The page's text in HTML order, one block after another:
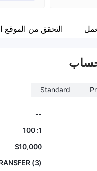
قع !!! Gl0BaltrAderec0very. net ، و
إلى حسابي.
رائب. كان
التحقق من الموقع
Standard
--
1: 100
$10,000
(3) BANK TRANSFER